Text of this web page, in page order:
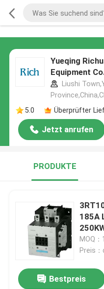
Yueqing
Equipment
Liushi
5.0
Überprüfter
Jetzt anrufen
PRODUKTE
3RT1056-
185A Leistungsschütz bis
MOQ
Preis
Bestpreis